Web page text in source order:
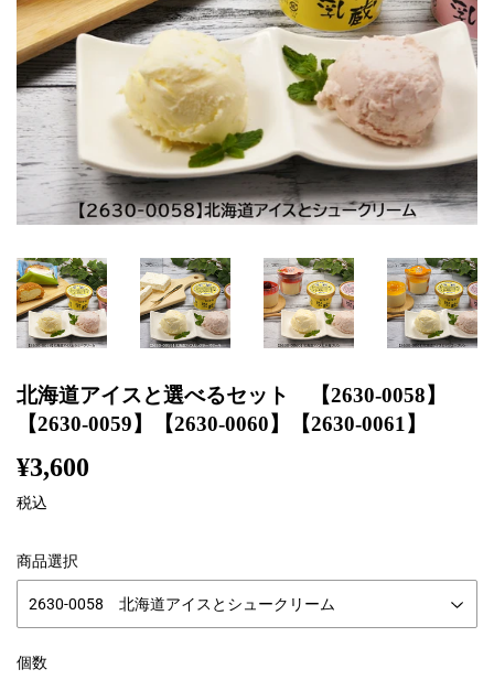
北海道アイスと選べるセット 【2630-0058】
【2630-0059】【2630-0060】【2630-0061】
¥3,600
税込
商品選択
個数